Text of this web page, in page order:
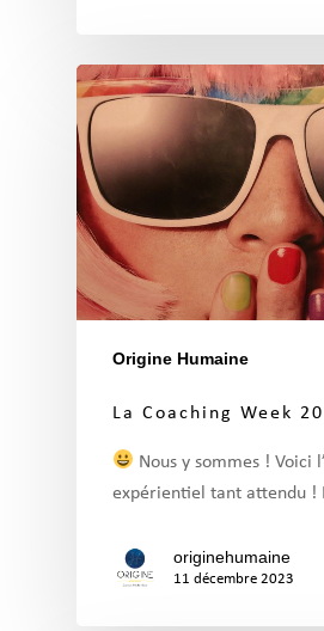
Origine Humaine
La Coaching Week
Nous y sommes ! Voici
expérientiel tant attendu !
originehumaine
11 décembre 2023